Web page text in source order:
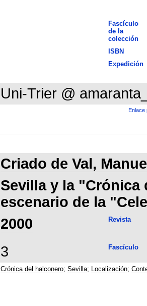
Fascículo
de la
colección
ISBN
Expedición
Uni-Trier @
Enlace
Criado de Val,
Sevilla y la "Crónica
escenario de la
2000 Revista
3 Fascículo
Crónica del halconero; Sevilla; Localización;